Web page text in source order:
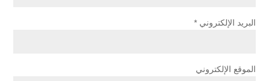
البريد الإلكتروني *
الموقع الإلكتروني